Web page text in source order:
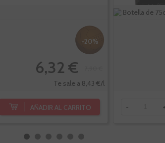
-20%
6,32 €
Te sale a 8,43 €/l
AÑADIR AL CARRITO
Botella de
- +